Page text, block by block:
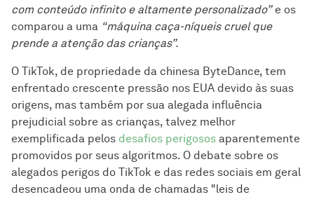
com conteúdo infinito e altamente personalizado”e os
comparou a uma “máquina caça-níqueis cruel que
prende a atenção das crianças”.
O TikTok, de propriedade da chinesa ByteDance, tem
enfrentado crescente pressão nos EUA devido às suas
origens, mas também por sua alegada influência
prejudicial sobre as crianças, talvez melhor
exemplificada pelos desafios perigosos aparentemente
promovidos por seus algoritmos. O debate sobre os
alegados perigos do TikTok e das redes sociais em geral
desencadeou uma onda de chamadas "leis de